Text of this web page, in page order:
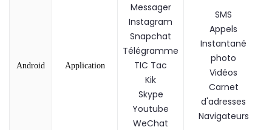
Android Application
Messager
Instagram
Snapchat
Télégramme
TIC Tac
Kik
Skype
Youtube
WeChat
SMS
Appels
Instantané
photo
Vidéos
Carnet
d'adresses
Navigateurs